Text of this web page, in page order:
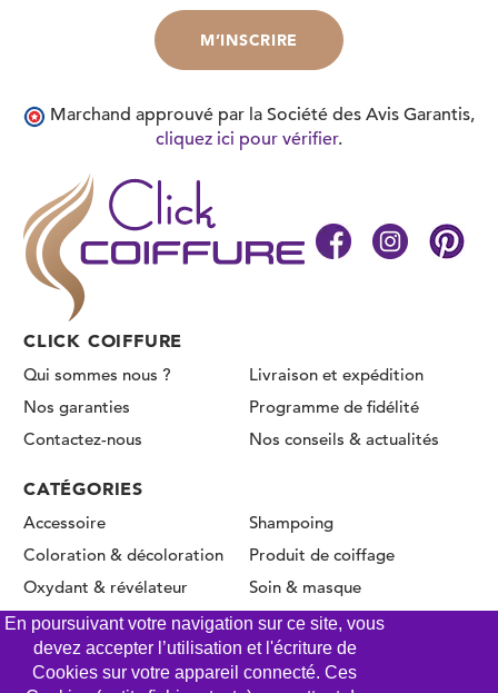
CLICK COIFFURE
Qui sommes nous ?
Livraison et expédition
Nos garanties
Programme de fidélité
Contactez-nous
Nos conseils & actualités
CATÉGORIES
Accessoire
Coloration & décoloration
Oxydant & révélateur
Permanente & Lissage
Shampoing
Produit de coiffage
Soin & masque
Marchand approuvé par la Société des Avis Garantis,
cliquez ici pour vérifier.
En poursuivant votre navigation sur ce site, vous
devez accepter l’utilisation et l'écriture de
Cookies sur votre appareil connecté. Ces